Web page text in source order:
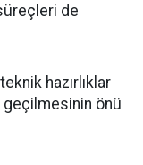
de
hazırlıklar
geçilmesinin önü